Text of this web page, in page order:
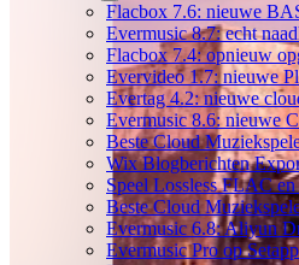
Flacbox 7.6: nieuwe
Evermusic 8.7: echt
Flacbox 7.4: opnieuw
Evervideo 1.7: nieuwe
Evertag 4.2: nieuwe
Evermusic 8.6: nieuwe
Beste Cloud
Wix Blogberichten
Speel Lossless FLAC
Beste Cloud
Evermusic 6.8: Aliyun
Evermusic Pro op